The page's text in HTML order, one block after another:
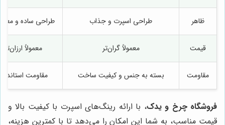
ظاهر طراحی اسپرت و جذاب طراحی ساده و
قیمت معمولاً گران‌تر معمولاً ارزان‌تر
مقاومت بسته به جنس و کیفیت ساخت مقاومت
فروشگاه چرخ و یدک، با ارائه رینگ‌های اسپرت با کیفیت بالا و
قیمت مناسب، به شما این امکان را می‌دهد تا با کمترین هزینه،